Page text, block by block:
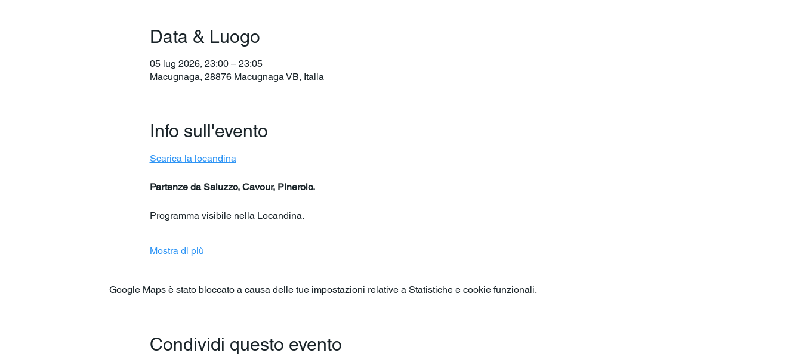
Data & Luogo
05 lug 2026, 23:00 – 23:05
Macugnaga, 28876 Macugnaga VB, Italia
Info sull'evento
Scarica la locandina
Partenze da Saluzzo, Cavour, Pinerolo.
Programma visibile nella Locandina.
Mostra di più
Google Maps è stato bloccato a causa delle tue impostazioni relative a Statistiche e cookie funzionali.
Condividi questo evento